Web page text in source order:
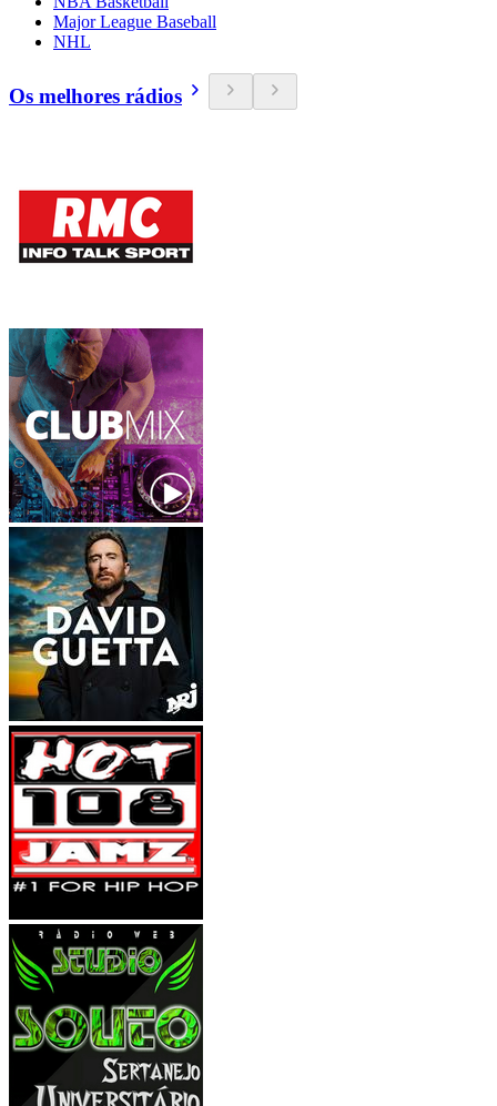
Major League Baseball
NHL
Os melhores rádios